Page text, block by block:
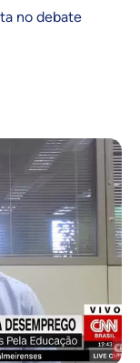
no debate